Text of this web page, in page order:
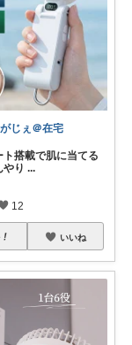
じぇ＠在宅
ト搭載で肌に当てる
やり ...
12
いいね